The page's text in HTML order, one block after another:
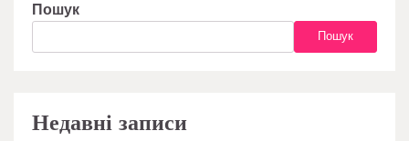
Пошук
Пошук
Недавні записи